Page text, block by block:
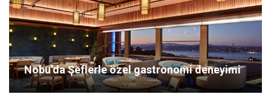
Nobu’da Şeflerle özel gastronomi deneyimi